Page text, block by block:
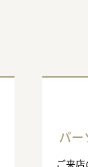
パ
ご来店